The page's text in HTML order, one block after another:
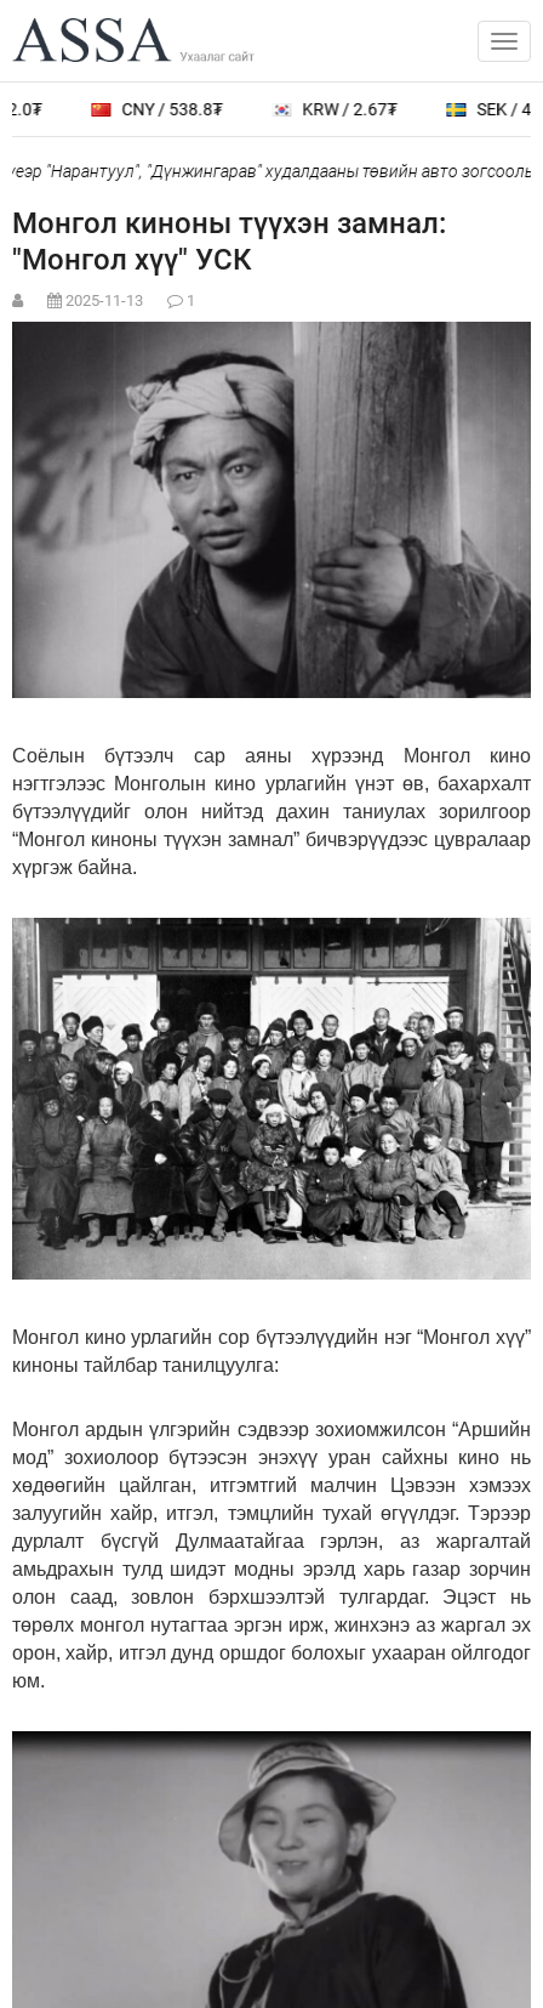
CNY / 538.8₮ KRW / 2.67₮ SEK /
"Нарантуул", "Дүнжингарав" худалдааны төвийн авто зогсоолыг
Монгол киноны түүхэн замнал:
"Монгол хүү" УСК
2025-11-13 1
Соёлын бүтээлч сар аяны хүрээнд Монгол кино
нэгтгэлээс Монголын кино урлагийн үнэт өв, бахархалт
бүтээлүүдийг олон нийтэд дахин таниулах зорилгоор
“Монгол киноны түүхэн замнал” бичвэрүүдээс цувралаар
хүргэж байна.
Монгол кино урлагийн сор бүтээлүүдийн нэг “Монгол хүү”
киноны тайлбар танилцуулга:
Монгол ардын үлгэрийн сэдвээр зохиомжилсон “Аршийн
мод” зохиолоор бүтээсэн энэхүү уран сайхны кино нь
хөдөөгийн цайлган, итгэмтгий малчин Цэвээн хэмээх
залуугийн хайр, итгэл, тэмцлийн тухай өгүүлдэг. Тэрээр
дурлалт бүсгүй Дулмаатайгаа гэрлэн, аз жаргалтай
амьдрахын тулд шидэт модны эрэлд харь газар зорчин
олон саад, зовлон бэрхшээлтэй тулгардаг. Эцэст нь
төрөлх монгол нутагтаа эргэн ирж, жинхэнэ аз жаргал эх
орон, хайр, итгэл дунд оршдог болохыг ухааран ойлгодог
юм.